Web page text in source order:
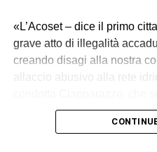
«L’Acoset – dice il primo
grave atto di illegalità
creando disagi alla nostra
allaccio abusivo alla rete
di Biancavilla».